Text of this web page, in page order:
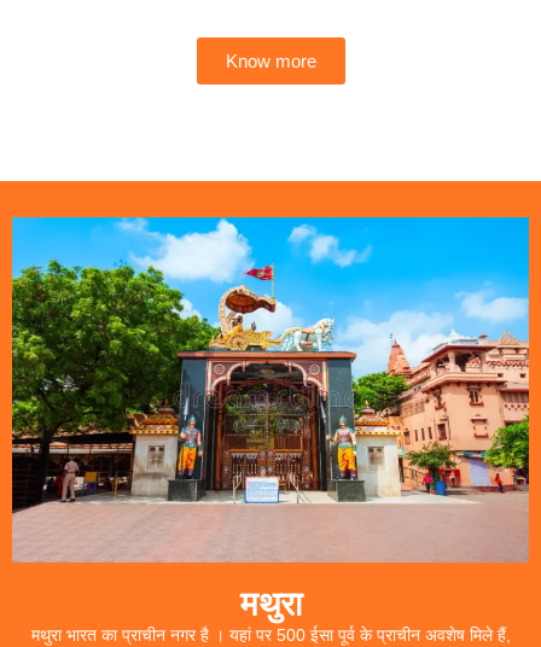
Know more
मथुरा
मथुरा भारत का प्राचीन नगर है । यहां पर 500 ईसा पूर्व के प्राचीन अवशेष मिले हैं,